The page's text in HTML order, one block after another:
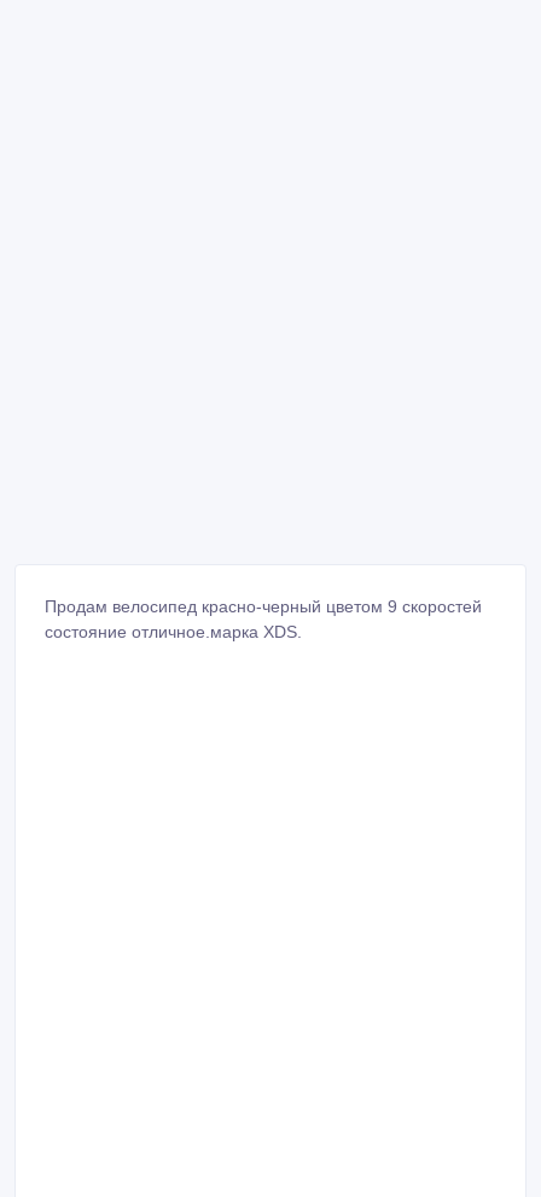
Продам велосипед красно-черный цветом 9 скоростей
состояние отличное.марка XDS.